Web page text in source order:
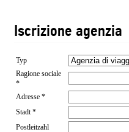
Iscrizione agenzia
Typ
Ragione sociale
*
Adresse *
Stadt *
Postleitzahl